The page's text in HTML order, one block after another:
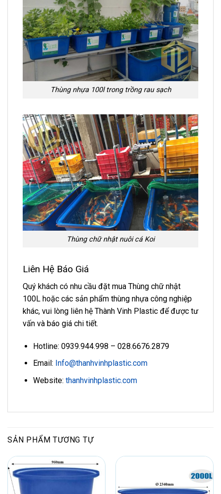
Thùng nhựa 100l trong trồng rau sạch
Thùng chữ nhật nuôi cá Koi
Liên Hệ Báo Giá
Quý khách có nhu cầu đặt mua Thùng chữ nhật
100L hoặc các sản phẩm thùng nhựa công nghiệp
khác, vui lòng liên hệ Thành Vinh Plastic để được tư
vấn và báo giá chi tiết.
Hotline: 0939.944.998 – 028.6676.2879
Email: Info@thanhvinhplastic.com
Website: thanhvinhplastic.com
SẢN PHẨM TƯƠNG TỰ